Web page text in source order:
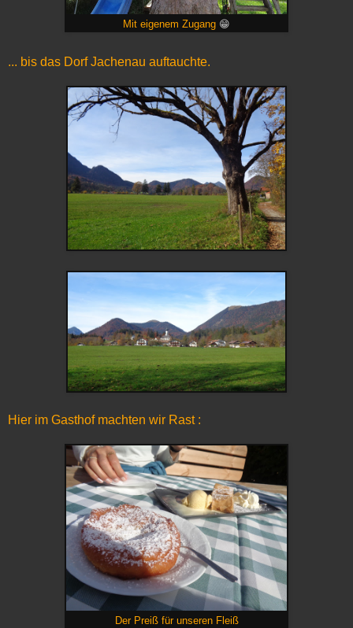
Mit eigenem Zugang 😁
... bis das Dorf Jachenau auftauchte.
Hier im Gasthof machten wir Rast :
Der Preiß für unseren Fleiß